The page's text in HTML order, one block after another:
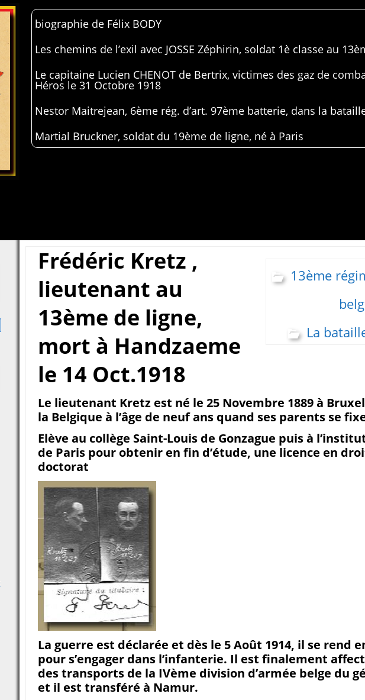
biographie de Félix BODY
Les chemins de l’exil avec JOSSE Zéphirin, soldat 1è classe au
Le capitaine Lucien CHENOT de Bertrix, victimes des gaz de
Héros le 31 Octobre 1918
Nestor Maitrejean, 6ème rég. d’art. 97ème batterie, dans la
Martial Bruckner, soldat du 19ème de ligne, né à Paris
13ème
La
Frédéric Kretz ,
lieutenant au
13ème de ligne,
mort à Handzaeme
le 14 Oct.1918
Le lieutenant Kretz est né le 25 Novembre 1889 à
la Belgique à l’âge de neuf ans quand ses parents se
Elève au collège Saint-Louis de Gonzague puis à
de Paris pour obtenir en fin d’étude, une licence en
doctorat
La guerre est déclarée et dès le 5 Août 1914, il se rend
pour s’engager dans l’infanterie. Il est finalement
des transports de la IVème division d’armée belge du
et il est transféré à Namur.